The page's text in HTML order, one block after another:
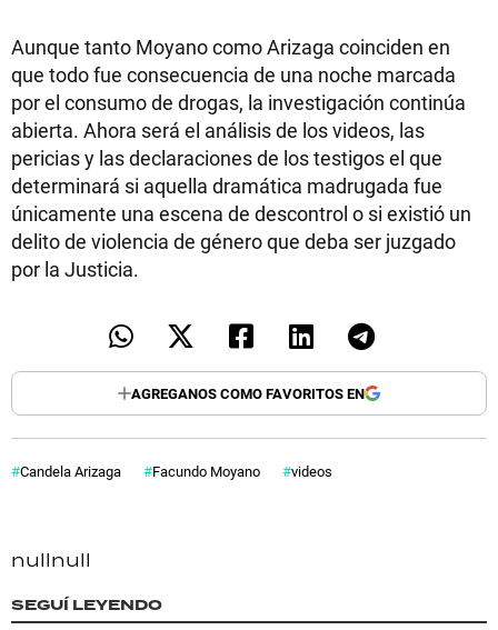
Aunque tanto Moyano como Arizaga coinciden en
que todo fue consecuencia de una noche marcada
por el consumo de drogas, la investigación continúa
abierta. Ahora será el análisis de los videos, las
pericias y las declaraciones de los testigos el que
determinará si aquella dramática madrugada fue
únicamente una escena de descontrol o si existió un
delito de violencia de género que deba ser juzgado
por la Justicia.
AGREGANOS COMO FAVORITOS EN
Candela Arizaga Facundo Moyano videos
nullnull
SEGUÍ LEYENDO